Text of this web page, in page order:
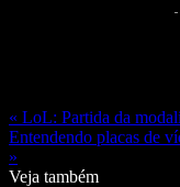
« LoL: Partida da
Entendendo placas de
»
Veja também